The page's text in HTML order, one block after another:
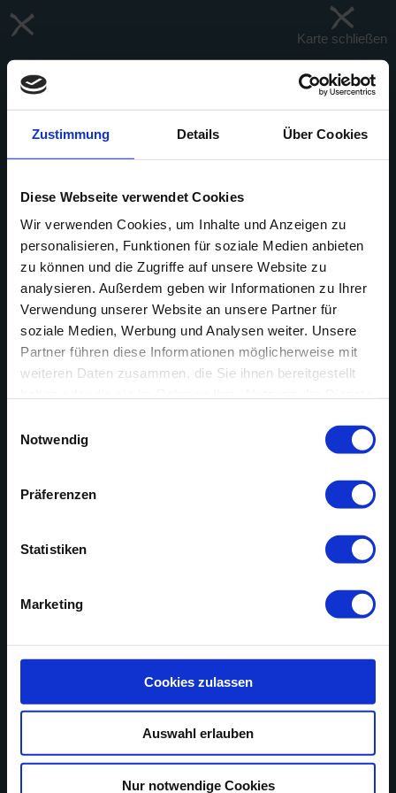
Zustimmung Details Über Cookies
Diese Webseite verwendet Cookies
Wir verwenden Cookies, um Inhalte und Anzeigen zu
personalisieren, Funktionen für soziale Medien anbieten
zu können und die Zugriffe auf unsere Website zu
analysieren. Außerdem geben wir Informationen zu Ihrer
Verwendung unserer Website an unsere Partner für
soziale Medien, Werbung und Analysen weiter. Unsere
Partner führen diese Informationen möglicherweise mit
weiteren Daten zusammen, die Sie ihnen bereitgestellt
Notwendig
Präferenzen
Statistiken
Marketing
Cookies zulassen
Auswahl erlauben
Nur notwendige Cookies
Karte schließen
+
-